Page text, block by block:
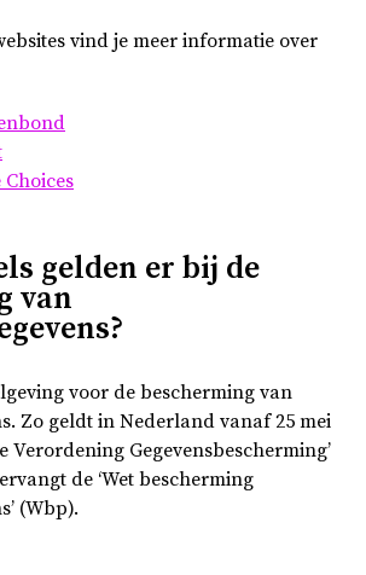
vind je meer informatie over
gelden er bij de
van
voor de bescherming van
Zo geldt in Nederland vanaf 25 mei
Verordening Gegevensbescherming’
de ‘Wet bescherming
(Wbp).